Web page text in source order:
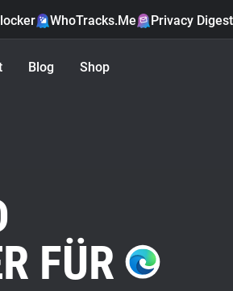
WhoTracks.Me Privacy Digest
Blog Shop
FÜR